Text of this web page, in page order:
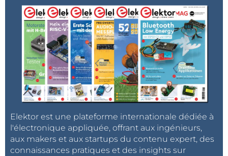
Elektor est une plateforme internationale dédiée à
l'électronique appliquée, offrant aux ingénieurs,
aux makers et aux startups du contenu expert, des
connaissances pratiques et des insights sur